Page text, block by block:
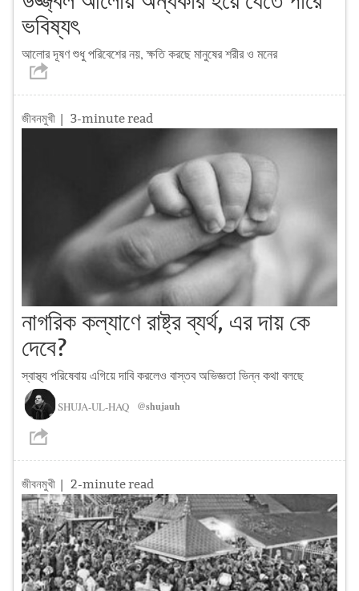
ভবিষ্যৎ
আলোর দূষণ শুধু পরিবেশের নয়, ক্ষতি করছে মানুষের শরীর ও মনের
জীবনমুখী | 3-minute read
নাগরিক কল্যাণে রাষ্ট্র ব্যর্থ, এর দায় কে
দেবে?
স্বাস্থ্য পরিষেবায় এগিয়ে দাবি করলেও বাস্তব অভিজ্ঞতা ভিন্ন কথা বলছে
SHUJA-UL-HAQ @shujauh
জীবনমুখী | 2-minute read